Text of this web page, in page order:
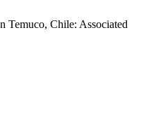
Temuco, Chile: Associated